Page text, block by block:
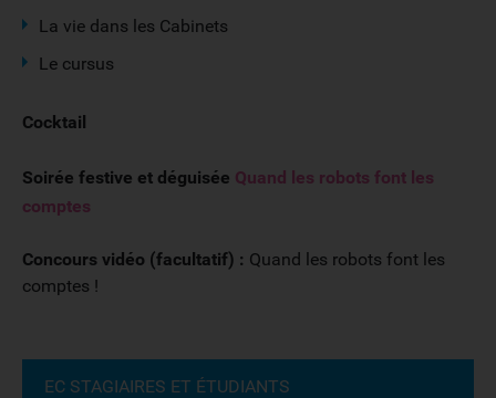
La vie dans les Cabinets
Le cursus
Cocktail
Soirée festive et déguisée Quand les robots font les
comptes
Concours vidéo (facultatif) : Quand les robots font les
comptes !
EC STAGIAIRES ET ÉTUDIANTS